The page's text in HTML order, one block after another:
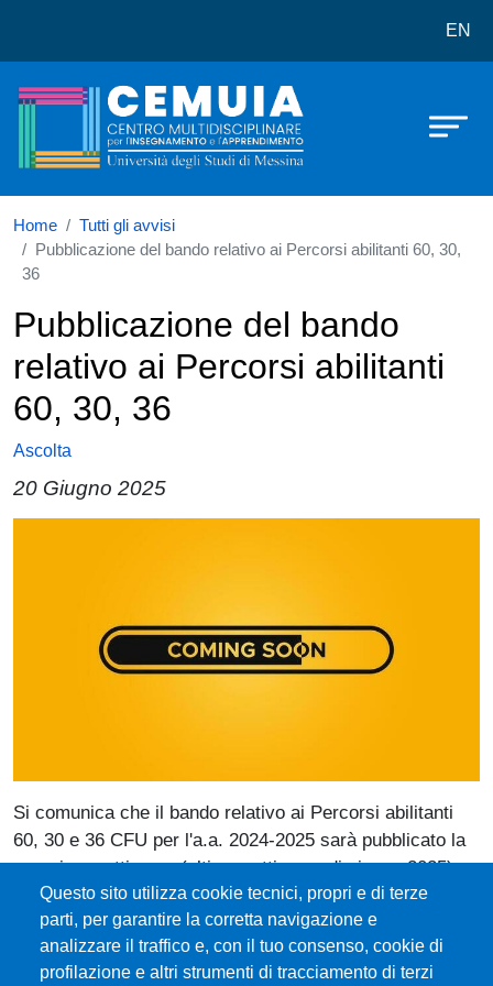
EN
Home
Tutti gli avvisi
Pubblicazione del bando relativo ai Percorsi abilitanti 60, 30,
36
Pubblicazione del bando
relativo ai Percorsi abilitanti
60, 30, 36
Ascolta
20 Giugno 2025
Si comunica che il bando relativo ai Percorsi abilitanti
60, 30 e 36 CFU per l'a.a. 2024-2025 sarà pubblicato la
prossima settimana (ultima settimana di giugno 2025)
nel sito del Ce.Mu.I.A e nel portale dell'Università degli
Studi di Messina.
Questo sito utilizza cookie tecnici, propri e di terze
parti, per garantire la corretta navigazione e
analizzare il traffico e, con il tuo consenso, cookie di
profilazione e altri strumenti di tracciamento di terzi